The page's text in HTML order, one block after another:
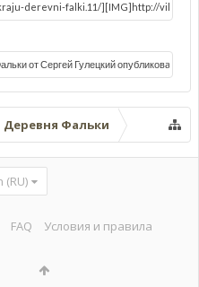
Деревня Фальки
(RU)
FAQ Условия и правила